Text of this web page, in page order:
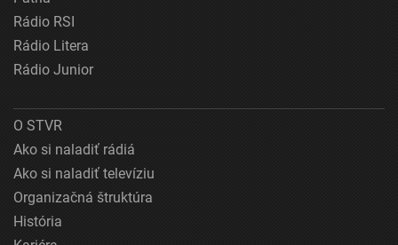
Rádio RSI
Rádio Litera
Rádio Junior
O STVR
Ako si naladiť rádiá
Ako si naladiť televíziu
Organizačná štruktúra
História